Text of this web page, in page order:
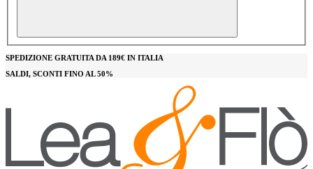
SPEDIZIONE GRATUITA DA 189€ IN ITALIA
SALDI, SCONTI FINO AL 50%